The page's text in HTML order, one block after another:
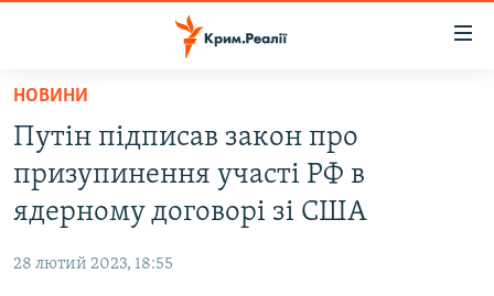
Перейти
основного
матеріалу
Перейти
до
основної
ВОДА.КРИМ
ВІДЕО ТА ФОТО
БЛОГИ
НОВИНИ
Путін підписав закон про
призупинення участі РФ в
ядерному договорі зі США
28 лютий 2023, 18:55